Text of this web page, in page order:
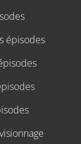
épisodes